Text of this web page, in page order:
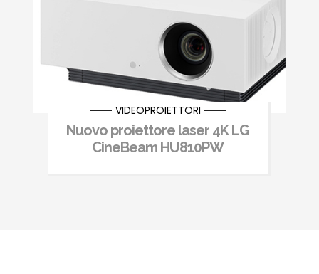
VIDEOPROIETTORI
Nuovo proiettore laser 4K LG
CineBeam HU810PW